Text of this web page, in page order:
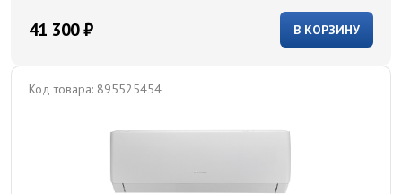
В КОРЗИНУ
41 300 ₽
Код товара: 895525454